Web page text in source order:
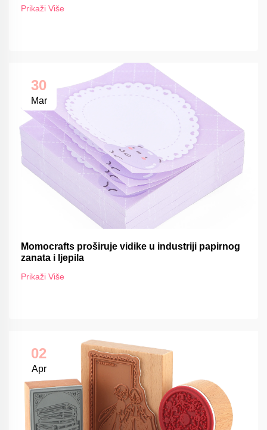
Prikaži Više
30
Mar
Momocrafts proširuje vidike u industriji papirnog
zanata i ljepila
Prikaži Više
02
Apr